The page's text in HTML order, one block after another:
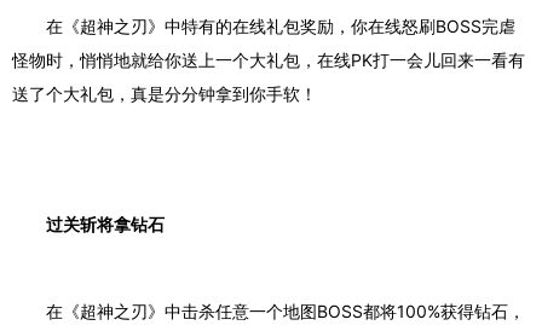
在《超神之刃》中特有的在线礼包奖励，你在线怒刷BOSS完虐
怪物时，悄悄地就给你送上一个大礼包，在线PK打一会儿回来一看有
送了个大礼包，真是分分钟拿到你手软！
过关斩将拿钻石
在《超神之刃》中击杀任意一个地图BOSS都将100%获得钻石，